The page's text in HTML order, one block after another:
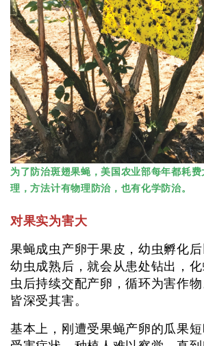
为了防治斑翅果蝇，美国农业部每年都耗
理，方法计有物理防治，也有化学防治。
对果实为害大
果蝇成虫产卵于果皮，幼虫孵化
幼虫成熟后，就会从患处钻出，
虫后持续交配产卵，循环为害作
皆深受其害。
基本上，刚遭受果蝇产卵的瓜果